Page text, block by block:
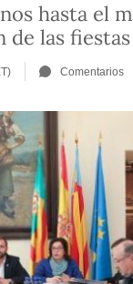
hasta el
de las fiestas
Comentarios